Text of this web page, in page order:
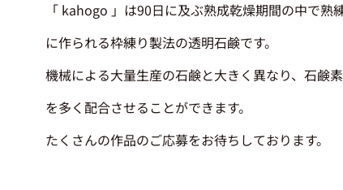
「 kahogo 」は90日に及ぶ熟成乾燥期間の中で熟
に作られる枠練り製法の透明石鹸です。
機械による大量生産の石鹸と大きく異なり、石鹸
を多く配合させることができます。
たくさんの作品のご応募をお待ちしております。